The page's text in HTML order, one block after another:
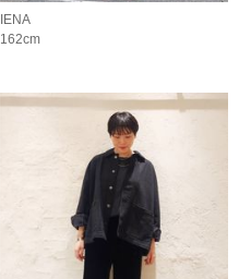
IENA
162cm